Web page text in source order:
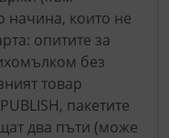
начина, които не
опитите за
без
товар
пакетите
два пъти (може